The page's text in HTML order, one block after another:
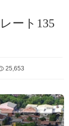
ート135
25,653